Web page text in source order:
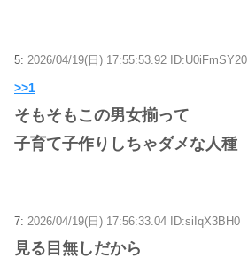
5: 2026/04/19(日) 17:55:53.92 ID:U0iFmSY20
>>1
そもそもこの男女揃って
子育て子作りしちゃダメな人種
7: 2026/04/19(日) 17:56:33.04 ID:siIqX3BH0
見る目無しだから